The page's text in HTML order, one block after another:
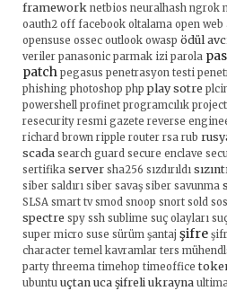
framework netbios neuralhash ngrok
oauth2 off facebook oltalama open
opensuse ossec outlook owasp ödül
veriler panasonic parmak izi parola
patch pegasus penetrasyon testi
phishing photoshop php play sotre
powershell profinet programcılık
resecurity resmi gazete reverse
richard brown ripple router rsa rub
scada search guard secure enclave
sertifika server sha256 sızdırıldı
siber saldırı siber savaş siber savunma
SLSA smart tv smod snoop snort sold
spectre spy ssh sublime suç olayları
super micro suse sürüm şantaj şifre
character temel kavramlar ters
party threema timehop timeoffice
ubuntu uçtan uca şifreli ukrayna